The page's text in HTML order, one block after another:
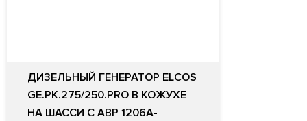
ДИЗЕЛЬНЫЙ ГЕНЕРАТОР ELCOS
GE.PK.275/250.PRO В КОЖУХЕ
НА ШАССИ С АВР 1206A-